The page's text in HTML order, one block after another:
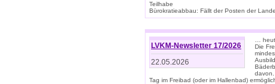
Teilhabe
Bürokratieabbau: Fällt der Posten der
LVKM-Newsletter 17/2026
22.05.2026
…
Die
davon.
Tag im Freibad (oder im Hallenbad)